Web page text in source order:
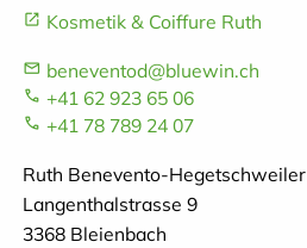
Kosmetik & Coiffure Ruth
beneventod@bluewin.ch
+41 62 923 65 06
+41 78 789 24 07
Ruth Benevento-Hegetschweiler
Langenthalstrasse 9
3368 Bleienbach